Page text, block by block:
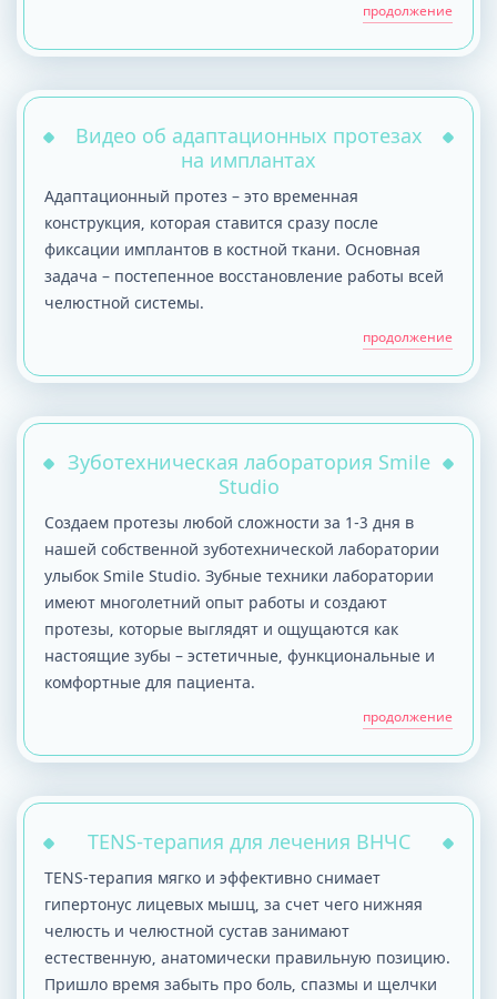
продолжение
Видео об адаптационных протезах
на имплантах
Адаптационный протез – это временная
конструкция, которая ставится сразу после
фиксации имплантов в костной ткани. Основная
задача – постепенное восстановление работы всей
челюстной системы.
продолжение
Зуботехническая лаборатория Smile
Studio
Создаем протезы любой сложности за 1-3 дня в
нашей собственной зуботехнической лаборатории
улыбок Smile Studio. Зубные техники лаборатории
имеют многолетний опыт работы и создают
протезы, которые выглядят и ощущаются как
настоящие зубы – эстетичные, функциональные и
комфортные для пациента.
продолжение
TENS-терапия для лечения ВНЧС
TENS-терапия мягко и эффективно снимает
гипертонус лицевых мышц, за счет чего нижняя
челюсть и челюстной сустав занимают
естественную, анатомически правильную позицию.
Пришло время забыть про боль, спазмы и щелчки